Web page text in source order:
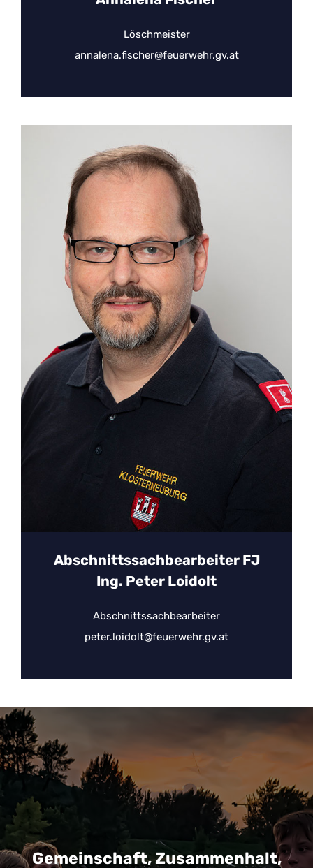
Löschmeister
annalena.fischer@feuerwehr.gv.at
Abschnittssachbearbeiter FJ
Ing. Peter Loidolt
Abschnittssachbearbeiter
peter.loidolt@feuerwehr.gv.at
Gemeinschaft, Zusammenhalt,